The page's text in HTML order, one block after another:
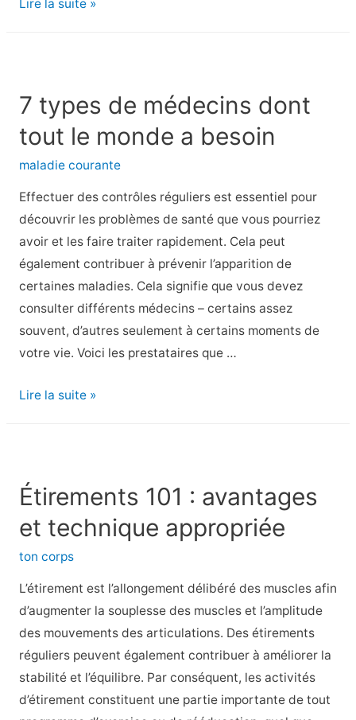
Exercices
pour
les
athlètes
Lire la suite »
7 types de médecins dont
tout le monde a besoin
maladie courante
Effectuer des contrôles réguliers est essentiel pour
découvrir les problèmes de santé que vous pourriez
avoir et les faire traiter rapidement. Cela peut
également contribuer à prévenir l’apparition de
certaines maladies. Cela signifie que vous devez
consulter différents médecins – certains assez
souvent, d’autres seulement à certains moments de
votre vie. Voici les prestataires que …
7
dont
tout
le
monde
besoin
Lire la suite »
Étirements 101 : avantages
et technique appropriée
ton corps
L’étirement est l’allongement délibéré des muscles afin
d’augmenter la souplesse des muscles et l’amplitude
des mouvements des articulations. Des étirements
réguliers peuvent également contribuer à améliorer la
stabilité et l’équilibre. Par conséquent, les activités
d’étirement constituent une partie importante de tout